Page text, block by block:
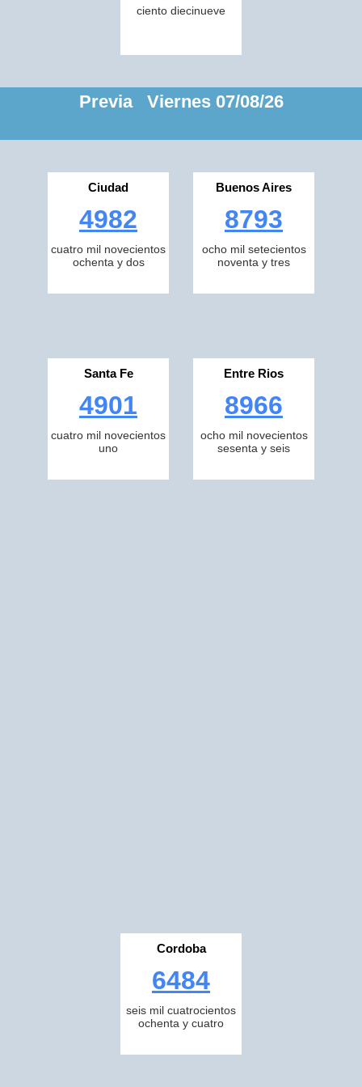
ciento diecinueve
Previa Viernes 07/08/26
Ciudad
4982
cuatro mil novecientos
ochenta y dos
Buenos Aires
8793
ocho mil setecientos
noventa y tres
Santa Fe
4901
cuatro mil novecientos
uno
Entre Rios
8966
ocho mil novecientos
sesenta y seis
Cordoba
6484
seis mil cuatrocientos
ochenta y cuatro